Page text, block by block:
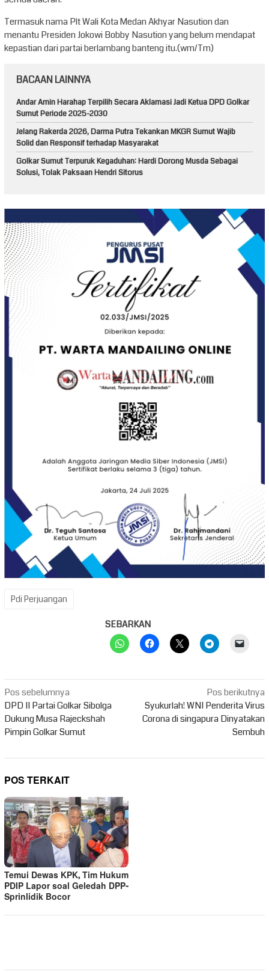
Termasuk nama Plt Wali Kota Medan Akhyar Nasution dan
menantu Presiden Jokowi Bobby Nasution yang belum mendapat
kepastian dari partai berlambang banteng itu.(wm/Tm)
BACAAN LAINNYA
Andar Amin Harahap Terpilih Secara Aklamasi Jadi Ketua DPD Golkar
Sumut Periode 2025-2030
Jelang Rakerda 2026, Darma Putra Tekankan MKGR Sumut Wajib
Solid dan Responsif terhadap Masyarakat
Golkar Sumut Terpuruk Kegaduhan: Hardi Dorong Musda Sebagai
Solusi, Tolak Paksaan Hendri Sitorus
Pdi Perjuangan
SEBARKAN
Navigasi
pos
Pos sebelumnya
DPD II Partai Golkar Sibolga
Dukung Musa Rajeckshah
Pimpin Golkar Sumut
Pos berikutnya
Syukurlah! WNI Penderita Virus
Corona di singapura Dinyatakan
Sembuh
POS TERKAIT
Temui Dewas KPK, Tim Hukum
PDIP Lapor soal Geledah DPP-
Sprinlidik Bocor